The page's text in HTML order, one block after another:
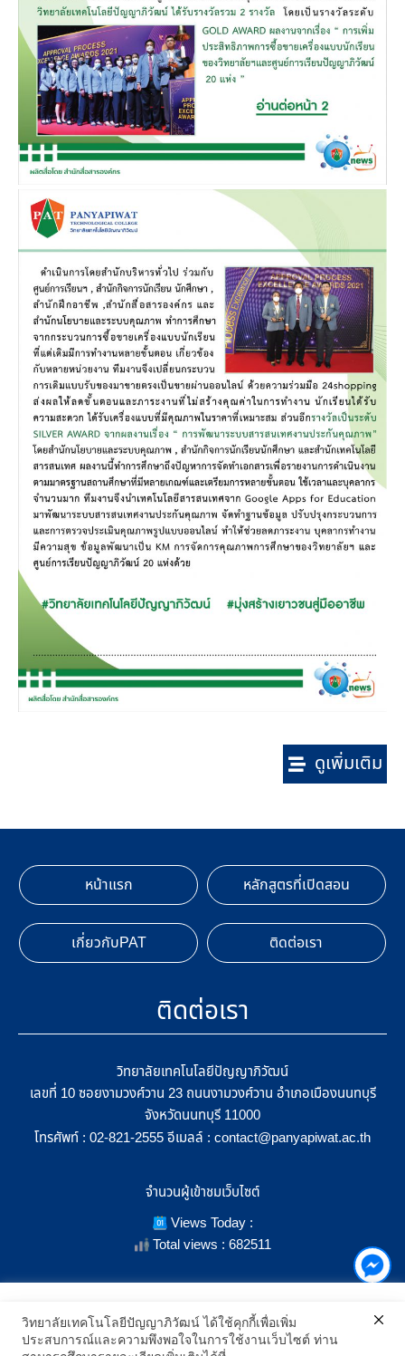
ดูเพิ่มเติม
หน้าแรก หลักสูตรที่เปิดสอน
เกี่ยวกับPAT ติดต่อเรา
ติดต่อเรา
วิทยาลัยเทคโนโลยีปัญญาภิวัฒน์
เลขที่ 10 ซอยงามวงศ์วาน 23 ถนนงามวงศ์วาน อำเภอเมืองนนทบุรี
จังหวัดนนทบุรี 11000
โทรศัพท์ : 02-821-2555 อีเมลล์ : contact@panyapiwat.ac.th
จำนวนผู้เข้าชมเว็บไซต์
Views Today :
Total views : 682511
SHOW LOCATION ON MAP
เราใช้คุกกี้เพื่อเพิ่มประสิทธิภาพ และประสบการณ์ที่ดีในการใช้งาน
เว็บไซต์ เมื่อคุณกดยอมรับเราจะสามารถเลือกแสดงสิ่งที่น่าสนใจสำหรับ
คุณได้โดยเฉพาะ และหากคุณต้องการเปลี่ยนการตั้งค่าของคุกกี้
วิทยาลัยเทคโนโลยีปัญญาภิวัฒน์ ได้ใช้คุกกี้เพื่อเพิ่ม
ประสบการณ์และความพึงพอใจในการใช้งานเว็บไซต์ ท่าน